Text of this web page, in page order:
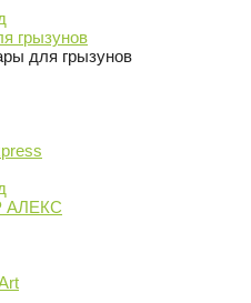
грызунов
для грызунов
АЛЕКС